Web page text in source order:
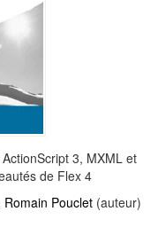
3, MXML et
de Flex 4
Romain Pouclet(auteur)